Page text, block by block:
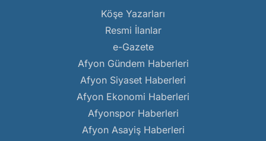
Köşe Yazarları
Resmi İlanlar
e-Gazete
Afyon Gündem Haberleri
Afyon Siyaset Haberleri
Afyon Ekonomi Haberleri
Afyonspor Haberleri
Afyon Asayiş Haberleri